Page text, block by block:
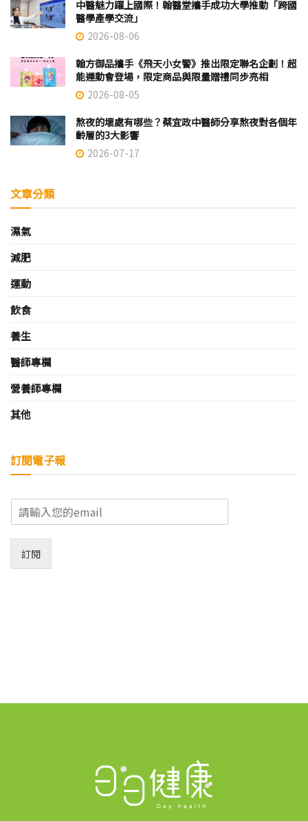
中醫魅力躍上國際！翰醫堂攜手成功大學推動「跨國
醫學產學交流」
2026-08-06
翰方御品攜手《飛天小女警》推出限定聯名企劃！超
能運動會登場，限定商品與限量贈禮同步亮相
2026-08-05
熬夜的壞處有哪些？蔡宜政中醫師分享熬夜對各個年
齡層的3大影響
2026-07-17
文章分類
濕氣
減肥
運動
飲食
養生
醫師專欄
營養師專欄
其他
訂閱電子報
E
m
*
訂閱